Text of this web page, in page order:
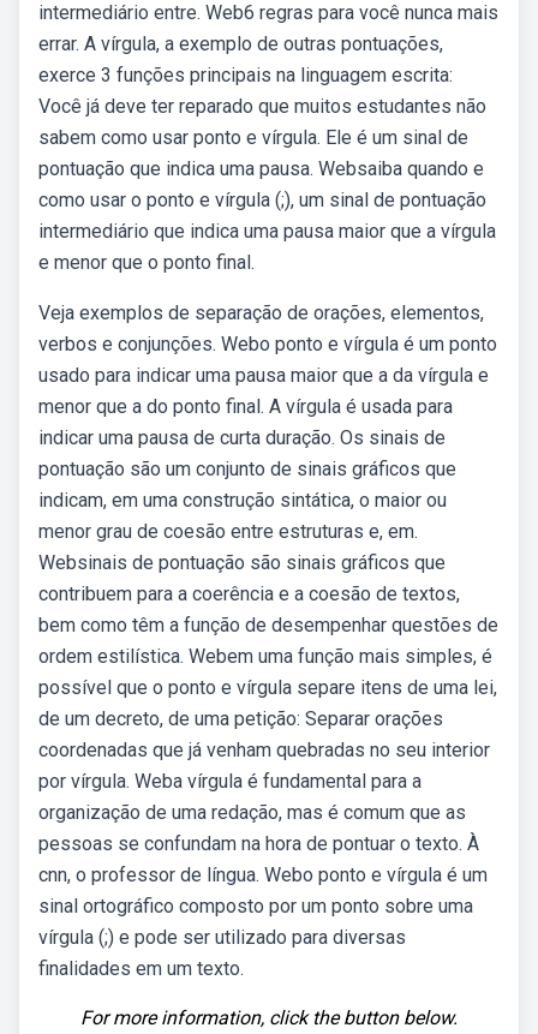
intermediário entre. Web6 regras para você nunca mais
errar. A vírgula, a exemplo de outras pontuações,
exerce 3 funções principais na linguagem escrita:
Você já deve ter reparado que muitos estudantes não
sabem como usar ponto e vírgula. Ele é um sinal de
pontuação que indica uma pausa. Websaiba quando e
como usar o ponto e vírgula (;), um sinal de pontuação
intermediário que indica uma pausa maior que a vírgula
e menor que o ponto final.
Veja exemplos de separação de orações, elementos,
verbos e conjunções. Webo ponto e vírgula é um ponto
usado para indicar uma pausa maior que a da vírgula e
menor que a do ponto final. A vírgula é usada para
indicar uma pausa de curta duração. Os sinais de
pontuação são um conjunto de sinais gráficos que
indicam, em uma construção sintática, o maior ou
menor grau de coesão entre estruturas e, em.
Websinais de pontuação são sinais gráficos que
contribuem para a coerência e a coesão de textos,
bem como têm a função de desempenhar questões de
ordem estilística. Webem uma função mais simples, é
possível que o ponto e vírgula separe itens de uma lei,
de um decreto, de uma petição: Separar orações
coordenadas que já venham quebradas no seu interior
por vírgula. Weba vírgula é fundamental para a
organização de uma redação, mas é comum que as
pessoas se confundam na hora de pontuar o texto. À
cnn, o professor de língua. Webo ponto e vírgula é um
sinal ortográfico composto por um ponto sobre uma
vírgula (;) e pode ser utilizado para diversas
finalidades em um texto.
For more information, click the button below.